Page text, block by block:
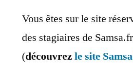
Vous êtes sur le site
des stagiaires de Samsa.fr
(découvrezle site